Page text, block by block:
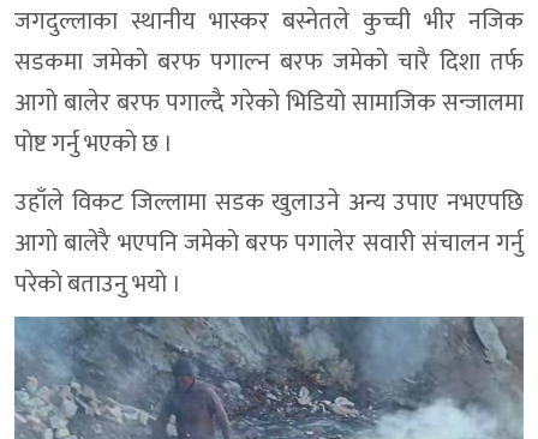
जगदुल्लाका स्थानीय भास्कर बस्नेतले कुच्ची भीर नजिक
सडकमा जमेकाे बरफ पगाल्न बरफ जमेकाे चारै दिशा तर्फ
आगाे बालेर बरफ पगाल्दै गरेकाे भिडियो सामाजिक सन्जालमा
पाेष्ट गर्नु भएकाे छ ।
उहाँले विकट जिल्लामा सडक खुलाउने अन्य उपाए नभएपछि
आगाे बालेरै भएपनि जमेकाे बरफ पगालेर सवारी संचालन गर्नु
परेकाे बताउनु भयाे ।